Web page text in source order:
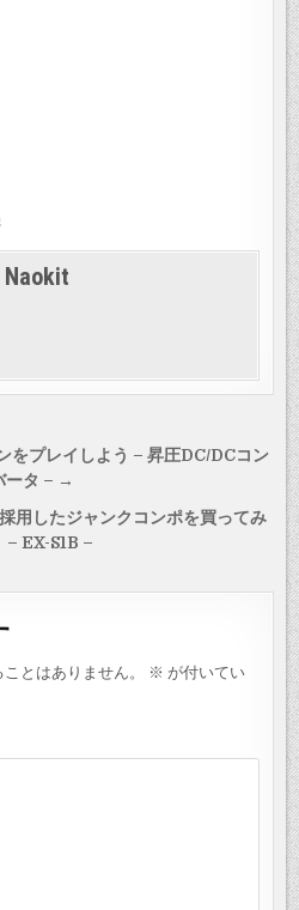
Naokit
をプレイしよう – 昇圧DC/DCコン
ータ – →
用したジャンクコンポを買ってみ
– EX-S1B –
とはありません。 ※ が付いてい